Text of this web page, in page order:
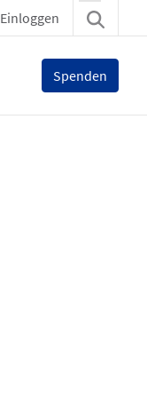
Einloggen
Spenden